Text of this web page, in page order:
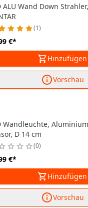
ALU Wand Down
1
€*
Hinzufügen
Vorschau
Wandleuchte,
D 14 cm
0
€*
Hinzufügen
Vorschau